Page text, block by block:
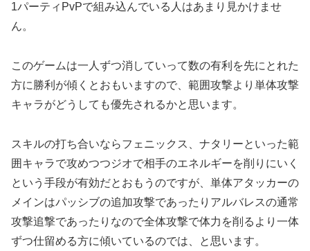
1パーティPvPで組み込んでいる人はあまり見かけませ
ん。
このゲームは一人ずつ消していって数の有利を先にとれた
方に勝利が傾くとおもいますので、範囲攻撃より単体攻撃
キャラがどうしても優先されるかと思います。
スキルの打ち合いならフェニックス、ナタリーといった範
囲キャラで攻めつつジオで相手のエネルギーを削りにいく
という手段が有効だとおもうのですが、単体アタッカーの
メインはパッシブの追加攻撃であったりアルバレスの通常
攻撃追撃であったりなので全体攻撃で体力を削るより一体
ずつ仕留める方に傾いているのでは、と思います。